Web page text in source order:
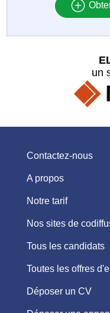
un
Contactez-nous
A propos
Notre tarif
Nos sites de
Tous les candidats
Toutes les offres
Déposer un CV